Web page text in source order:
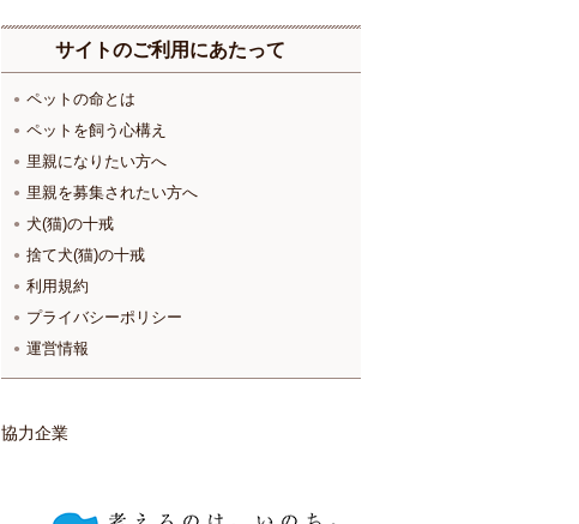
サイトのご利用にあたって
ペットの命とは
ペットを飼う心構え
里親になりたい方へ
里親を募集されたい方へ
犬(猫)の十戒
捨て犬(猫)の十戒
利用規約
プライバシーポリシー
運営情報
協力企業